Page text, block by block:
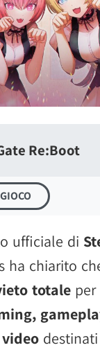
Re:Boot
ufficiale di
ha chiarito
totale